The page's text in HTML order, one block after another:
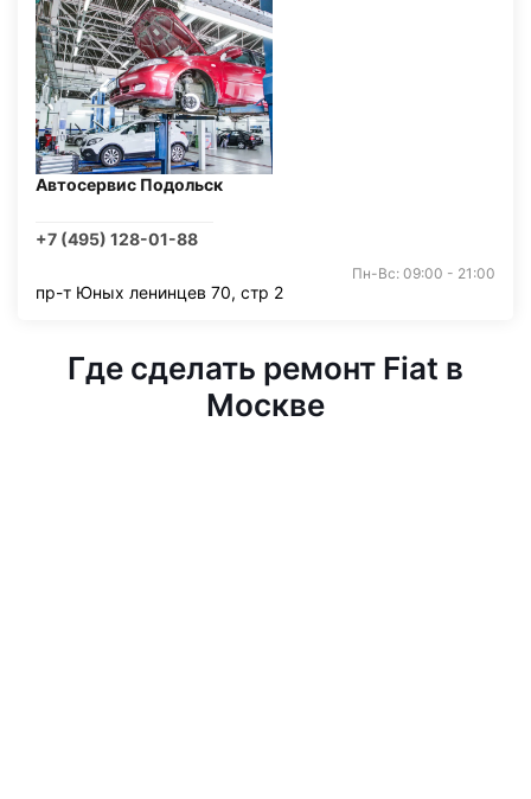
Автосервис Подольск
+7 (495) 128-01-88
Пн-Вс: 09:00 - 21:00
пр-т Юных ленинцев 70, стр 2
Где сделать ремонт Fiat в
Москве